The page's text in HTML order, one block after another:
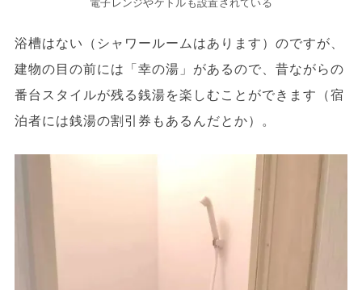
電子レンジやケトルも設置されている
浴槽はない（シャワールームはあります）のですが、
建物の目の前には「幸の湯」があるので、昔ながらの
番台スタイルが残る銭湯を楽しむことができます（宿
泊者には銭湯の割引券もあるんだとか）。